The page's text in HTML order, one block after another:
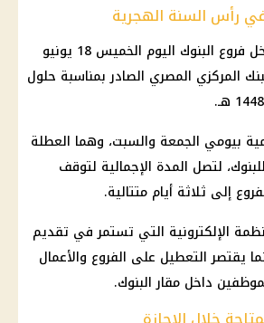
رأس السنة الهجرية
بدأ تعطيل العمل داخل فروع البنوك اليوم الخميس 18 يونيو
البنك المركزي المصري الصادر بمناسبة حلول
بيومي الجمعة والسبت، وهما العطلة
لتصل المدة الإجمالية لتوقف
إلى ثلاثة أيام متتالية.
الإلكترونية التي تستمر في تقديم
يقتصر التعطيل على الفروع والأعمال
داخل مقارالبنوك.